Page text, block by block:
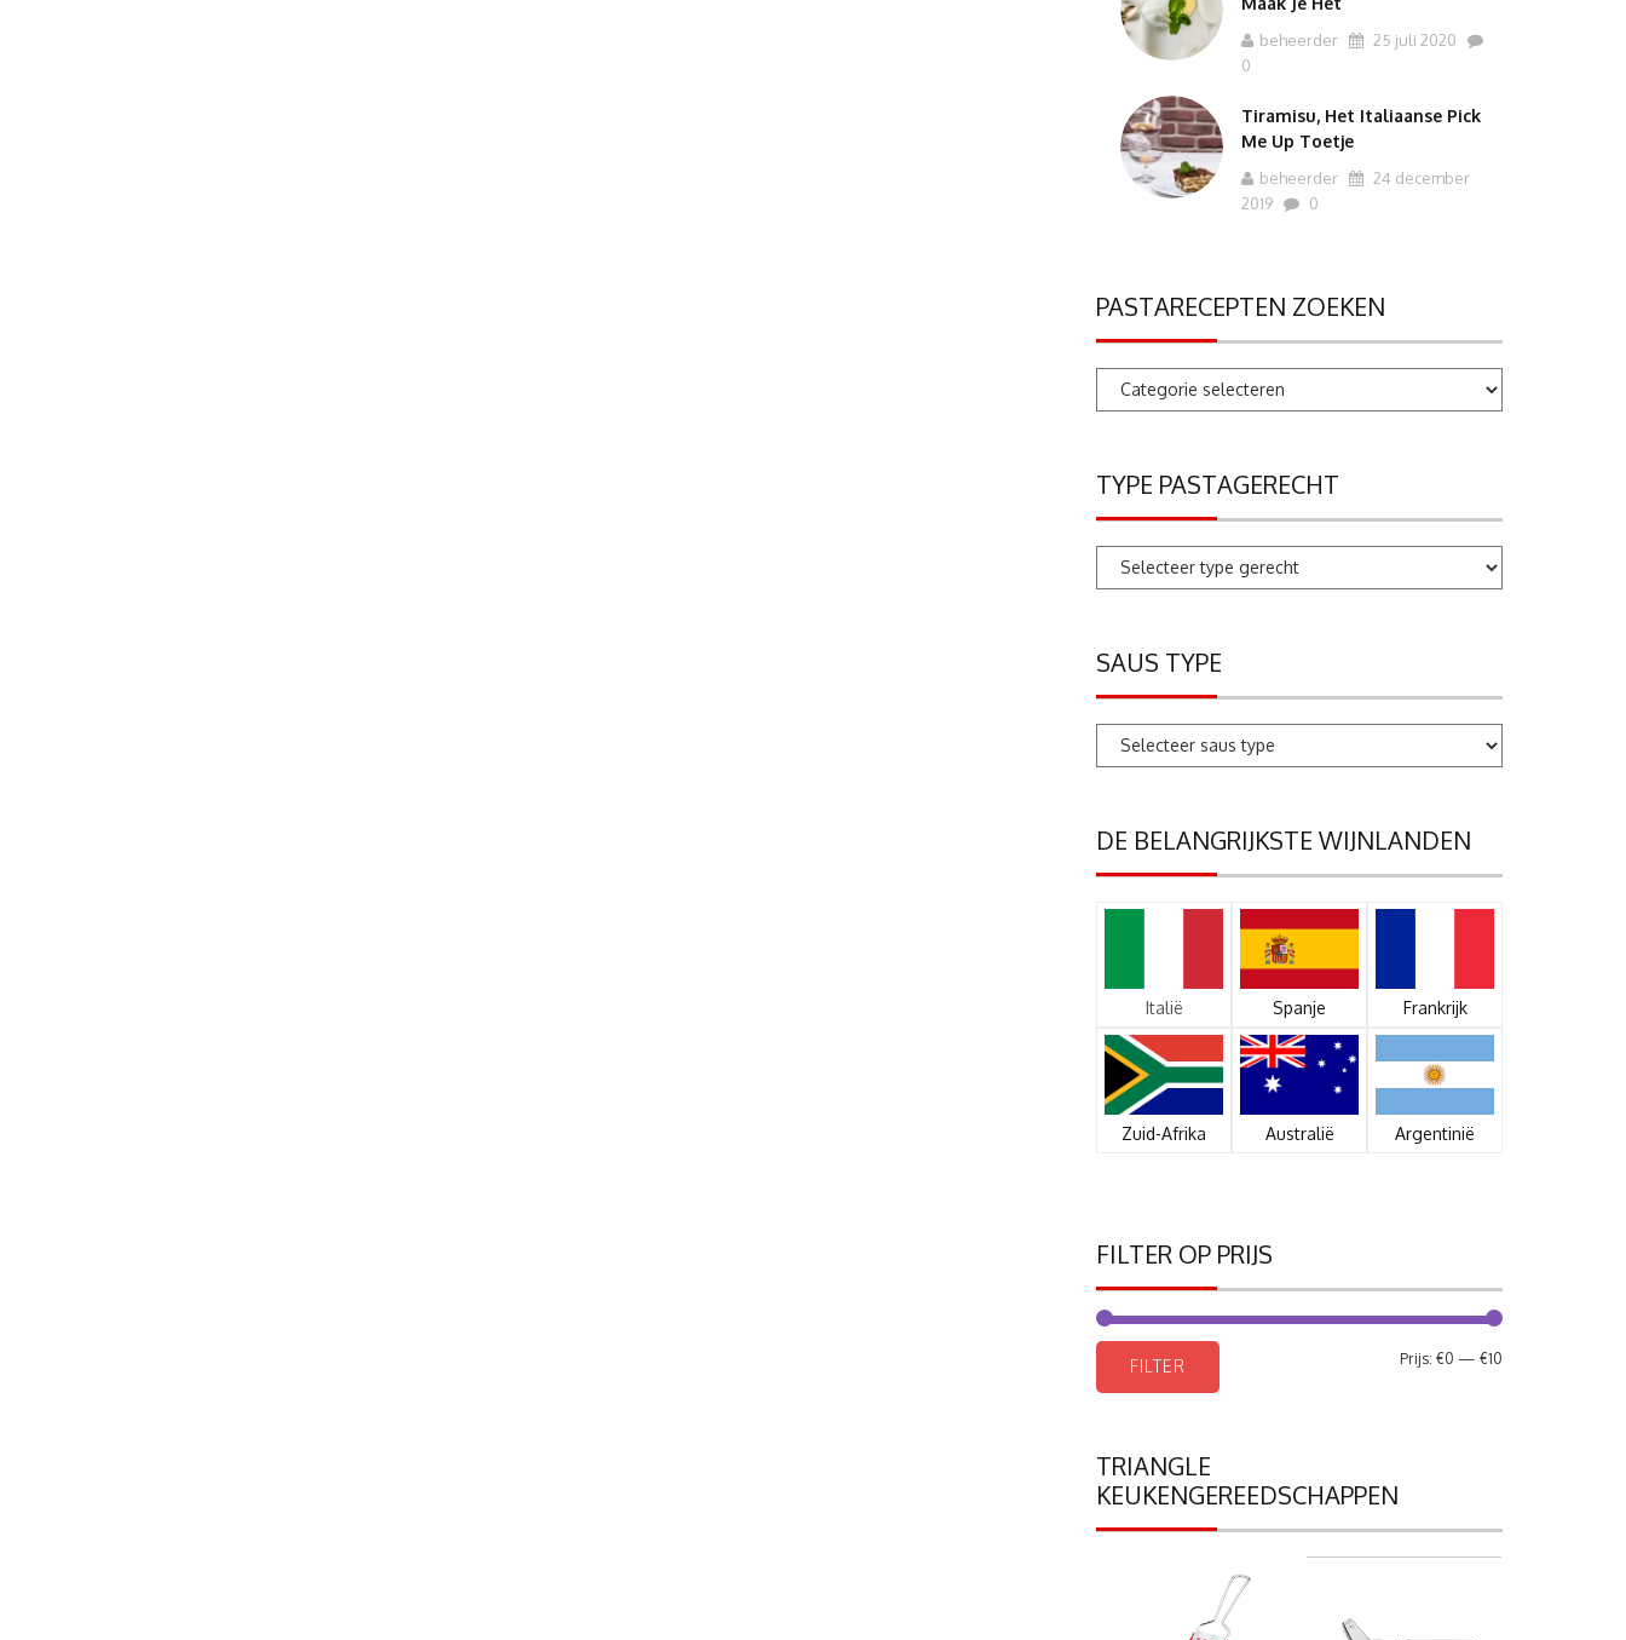
beheerder
25 juli 2020
0
Tiramisu, Het Italiaanse Pick
Me Up Toetje
beheerder
24 december
2019
0
PASTARECEPTEN ZOEKEN
Pastarecepten
TYPE PASTAGERECHT
SAUS TYPE
DE BELANGRIJKSTE WIJNLANDEN
Italië Spanje Frankrijk
Zuid-Afrika Australië Argentinië
FILTER OP PRIJS
FILTER Prijs: €0 — €10
TRIANGLE
KEUKENGEREEDSCHAPPEN